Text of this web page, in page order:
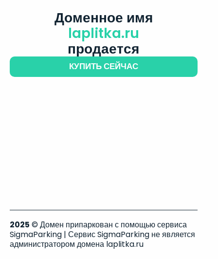
Доменное имя
laplitka.ru
продается
КУПИТЬ СЕЙЧАС
2025 © Домен припаркован с помощью сервиса
SigmaParking | Сервис SigmaParking не является
администратором домена laplitka.ru